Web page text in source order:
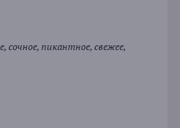
сочное, пикантное, свежее,